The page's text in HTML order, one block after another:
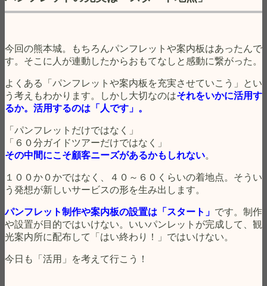
今回の熊本城。もちろんパンフレットや案内板はあったんで
す。そこに人が連動したからおもてなしと感動に繋がった。
よくある「パンフレットや案内板を充実させていこう」とい
う考えもわかります。しかし大切なのはそれをいかに活用す
るか。活用するのは「人です」。
「パンフレットだけではなく」
「６０分ガイドツアーだけではなく」
その中間にこそ顧客ニーズがあるかもしれない。
１００か０かではなく、４０～６０くらいの着地点。そうい
う発想が新しいサービスの形を生み出します。
パンフレット制作や案内板の設置は「スタート」 です。制作
や設置が目的ではいけない。いいパンレットが完成して、観
光案内所に配布して「はい終わり！」ではいけない。
今日も「活用」を考えて行こう！